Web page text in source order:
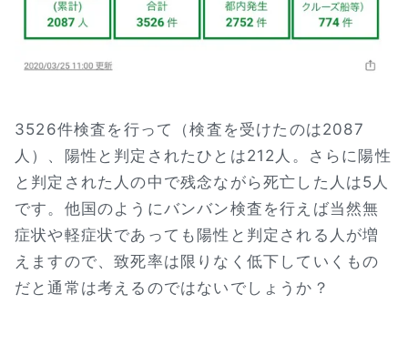
3526件検査を行って（検査を受けたのは2087
人）、陽性と判定されたひとは212人。さらに陽性
と判定された人の中で残念ながら死亡した人は5人
です。他国のようにバンバン検査を行えば当然無
症状や軽症状であっても陽性と判定される人が増
えますので、致死率は限りなく低下していくもの
だと通常は考えるのではないでしょうか？